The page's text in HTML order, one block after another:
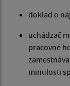
doklad o
uchádzač
pracovné
minulosti